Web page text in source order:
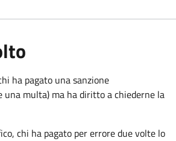
ha pagato una sanzione
una multa) ma ha diritto a chiederne la
chi ha pagato per errore due volte lo